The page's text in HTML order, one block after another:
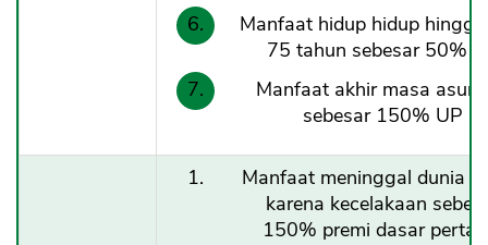
Manfaat hidup hidup
75 tahun sebesar 50%
Manfaat akhir masa
sebesar 150% UP
Manfaat meninggal dunia
karena kecelakaan
150% premi dasar